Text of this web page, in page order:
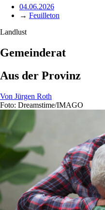
04.06.2026
→ Feuilleton
Landlust
Gemeinderat
Aus der Provinz
Von Jürgen Roth
Foto: Dreamstime/IMAGO